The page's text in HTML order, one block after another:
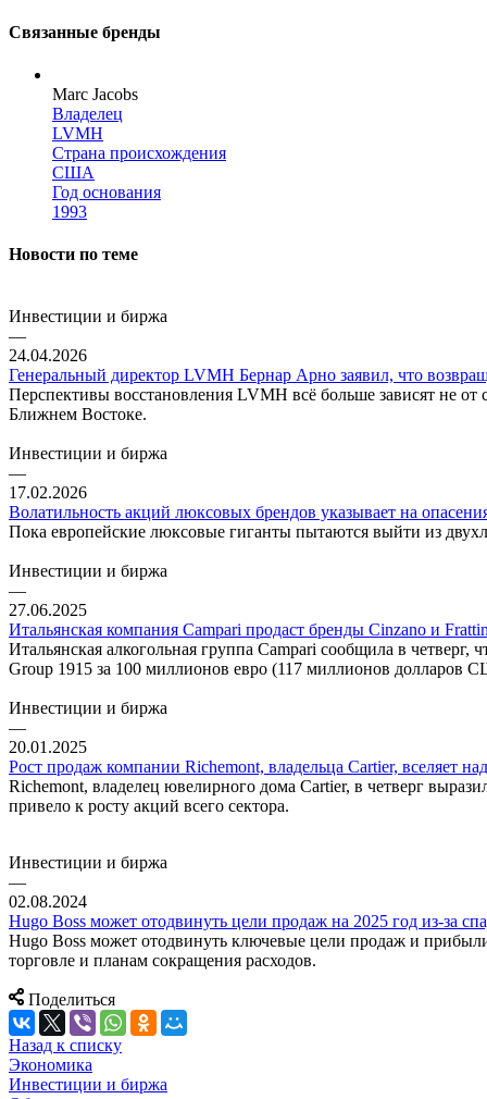
Связанные бренды
Marc Jacobs
Владелец
LVMH
Страна происхождения
США
Год основания
1993
Новости по теме
Инвестиции и биржа
—
24.04.2026
Генеральный директор LVMH Бернар Арно заявил, что
Перспективы восстановления LVMH всё больше зависят не
Ближнем Востоке.
Инвестиции и биржа
—
17.02.2026
Волатильность акций люксовых брендов указывает на
Пока европейские люксовые гиганты пытаются выйти из
Инвестиции и биржа
—
27.06.2025
Итальянская компания Campari продаст бренды Cinzano и
Итальянская алкогольная группа Campari сообщила в
Group 1915 за 100 миллионов евро (117 миллионов долларов
Инвестиции и биржа
—
20.01.2025
Рост продаж компании Richemont, владельца Cartier, вселяет
Richemont, владелец ювелирного дома Cartier, в четверг
привело к росту акций всего сектора.
Инвестиции и биржа
—
02.08.2024
Hugo Boss может отодвинуть цели продаж на 2025 год из-за
Hugo Boss может отодвинуть ключевые цели продаж и прибыли
торговле и планам сокращения расходов.
Поделиться
Назад к списку
Экономика
Инвестиции и биржа